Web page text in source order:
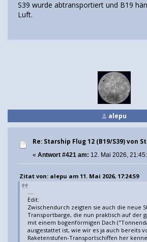
S39 wurde abtransportiert und B19
Luft.
alepu
Re: Starship Flug 12 (B19/S39) von
« Antwort #421 am: 12. Mai 2026,
Zitat von: alepu am 11. Mai 2026, 17:24:59
Edit:
Zwischendurch zeigten sie auch die neue
Transportbarge, die nun praktisch auf der
mit einem bogenförmigen Dach
ausgestattet ist, wie wir es ja auch bereits
Raketenstufen-Transportschiffen her